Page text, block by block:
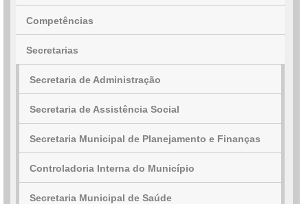
Competências
Secretarias
Secretaria de Administração
Secretaria de Assistência Social
Secretaria Municipal de Planejamento e Finanças
Controladoria Interna do Município
Secretaria Municipal de Saúde